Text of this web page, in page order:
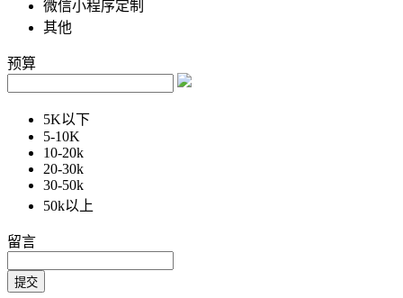
微信小程序定制
其他
预算
5K以下
5-10K
10-20k
20-30k
30-50k
50k以上
留言